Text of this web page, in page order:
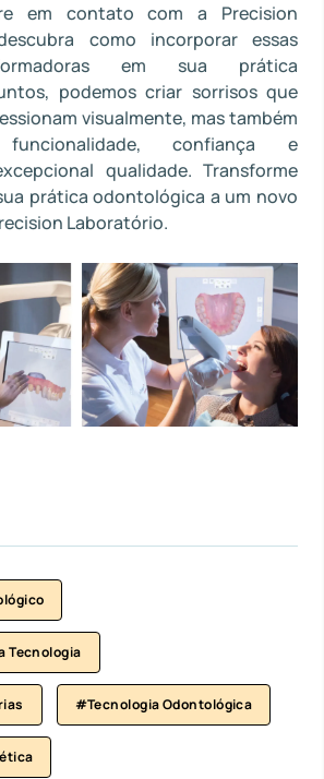
em contato com a Precision
como incorporar essas
em sua prática
podemos criar sorrisos que
visualmente, mas também
funcionalidade, confiança e
qualidade. Transforme
prática odontológica a um novo
Laboratório.
Tecnologia
#Tecnologia Odontológica